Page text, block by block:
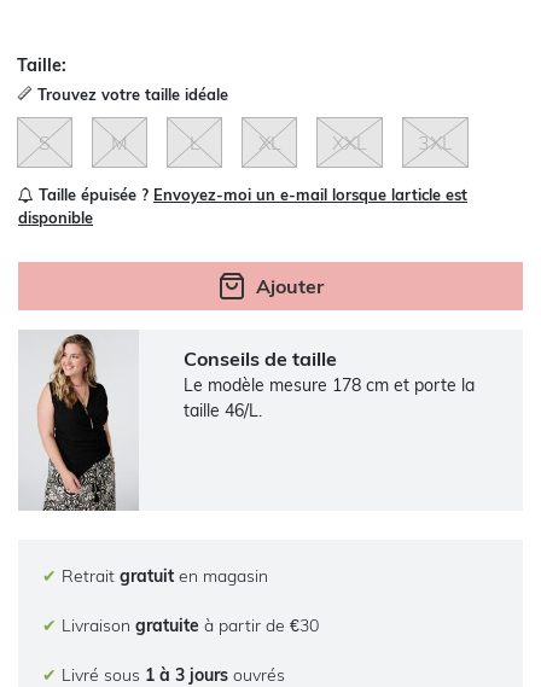
Taille:
Trouvez votre taille idéale
S M L XL XXL 3XL
Taille épuisée ? Envoyez-moi un e-mail lorsque larticle est
disponible
Ajouter
Conseils de taille
Le modèle mesure 178 cm et porte la
taille 46/L.
✔ Retrait gratuit en magasin
✔ Livraison gratuite à partir de €30
✔ Livré sous 1 à 3 jours ouvrés